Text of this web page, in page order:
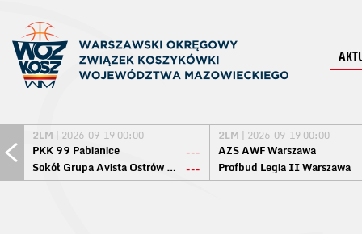
2LM | 2026-09-19 00:00
PKK 99 Pabianice
---
Sokół Grupa Avista Ostrów Maz. ---
2LM | 2026-09-19 00:00
AZS AWF Warszawa
Profbud Legia II Warszawa